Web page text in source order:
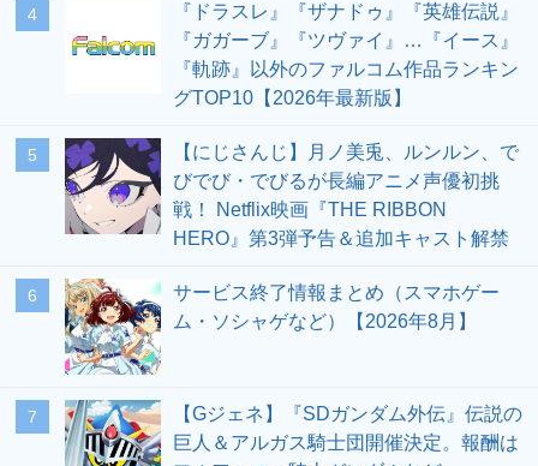
4
『ドラスレ』『ザナドゥ』『英雄伝説』
『ガガーブ』『ツヴァイ』…『イース』
『軌跡』以外のファルコム作品ランキン
グTOP10【2026年最新版】
5
【にじさんじ】月ノ美兎、ルンルン、で
びでび・でびるが長編アニメ声優初挑
戦！ Netflix映画『THE RIBBON
HERO』第3弾予告＆追加キャスト解禁
6
サービス終了情報まとめ（スマホゲー
ム・ソシャゲなど）【2026年8月】
7
【Gジェネ】『SDガンダム外伝』伝説の
巨人＆アルガス騎士団開催決定。報酬は